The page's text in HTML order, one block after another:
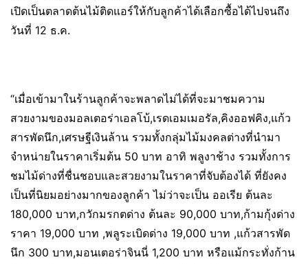
เปิดเป็นตลาดต้นไม้ติดแอร์ให้กับลูกค้าได้เลือกซื้อได้ไปจนถึง
วันที่ 12 ธ.ค.
“เมื่อเข้ามาในร้านลูกค้าจะพลาดไม่ได้ที่จะมาชมความ
สวยงามของมอลเตอร่าเอลโบ้,เรดเอมเมอรัล,คิงออฟคิง,แก้ว
สารพัดนึก,เศรษฐีเงินล้าน รวมทั้งกลุ่มไม้มงคลต่างที่นำมา
จำหน่ายในราคาเริ่มต้น 50 บาท อาทิ พลูงาช้าง รวมทั้งการ
ชมไม้ด่างที่ชื่นชอบและสวยงามในราคาที่จับต้องได้ ที่ยังคง
เป็นที่นิยมอย่างมากของลูกค้า ไม่ว่าจะเป็น ออเรีย ต้นละ
180,000 บาท,กวักมรกตด่าง ต้นละ 90,000 บาท,ก้ามกุ้งด่าง
ราคา 19,000 บาท ,พลูระเบิดด่าง 19,000 บาท ,แก้วสารพัด
นึก 300 บาท,มอนเตอร่าจินนี่ 1,200 บาท หรือแม้กระทั่งก้าน